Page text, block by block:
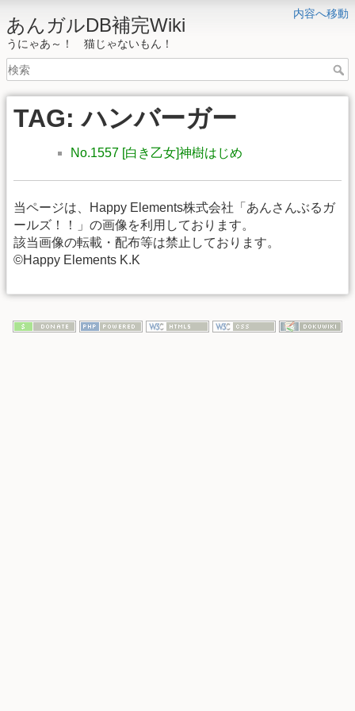
内容へ移動
あんガルDB補完Wiki
うにゃあ～！ 猫じゃないもん！
TAG: ハンバーガー
No.1557 [白き乙女]神樹はじめ
当ページは、Happy Elements株式会社「あんさんぶるガ
ールズ！！」の画像を利用しております。
該当画像の転載・配布等は禁止しております。
©Happy Elements K.K